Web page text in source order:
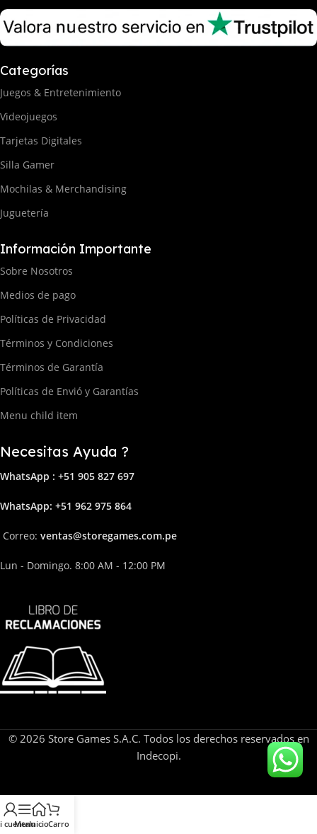
Categorías
Juegos & Entretenimiento
Videojuegos
Tarjetas Digitales
Silla Gamer
Mochilas & Merchandising
Juguetería
Información Importante
Sobre Nosotros
Medios de pago
Políticas de Privacidad
Términos y Condiciones
Términos de Garantía
Políticas de Envió y Garantías
Menu child item
Necesitas Ayuda ?
WhatsApp : +51 905 827 697
WhatsApp: +51 962 975 864
Correo: ventas@storegames.com.pe
Lun - Domingo. 8:00 AM - 12:00 PM
© 2026 Store Games S.A.C. Todos los derechos reservados en
Indecopi.
cuenta
MenuInicioCarro